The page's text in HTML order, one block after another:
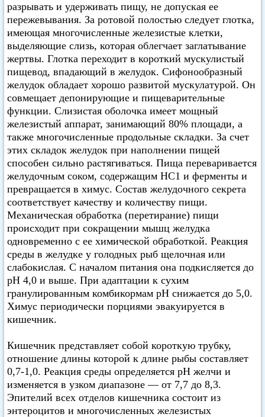
разрывать и удерживать пищу, не допуская ее
пережевывания. За ротовой полостью следует глотка,
имеющая многочисленные железистые клетки,
выделяющие слизь, которая облегчает заглатывание
жертвы. Глотка переходит в короткий мускулистый
пищевод, впадающий в желудок. Сифонообразный
желудок обладает хорошо развитой мускулатурой. Он
совмещает депонирующие и пищеварительные
функции. Слизистая оболочка имеет мощный
железистый аппарат, занимающий 80% площади, а
также многочисленные продольные складки. За счет
этих складок желудок при наполнении пищей
способен сильно растягиваться. Пища переваривается
желудочным соком, содержащим НС1 и ферменты и
превращается в химус. Состав желудочного секрета
соответствует качеству и количеству пищи.
Механическая обработка (перетирание) пищи
происходит при сокращении мышц желудка
одновременно с ее химической обработкой. Реакция
среды в желудке у голодных рыб щелочная или
слабокислая. С началом питания она подкисляется до
pH 4,0 и выше. При адаптации к сухим
гранулированным комбикормам pH снижается до 5,0.
Химус периодически порциями эвакуируется в
кишечник.
Кишечник представляет собой короткую трубку,
отношение длины которой к длине рыбы составляет
0,7-1,0. Реакция среды определяется pH желчи и
изменяется в узком диапазоне — от 7,7 до 8,3.
Эпителий всех отделов кишечника состоит из
энтероцитов и многочисленных железистых